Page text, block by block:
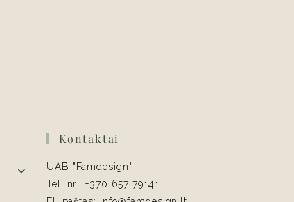
Kontaktai
UAB "Famdesign"
Tel. nr.: +370 657 79141